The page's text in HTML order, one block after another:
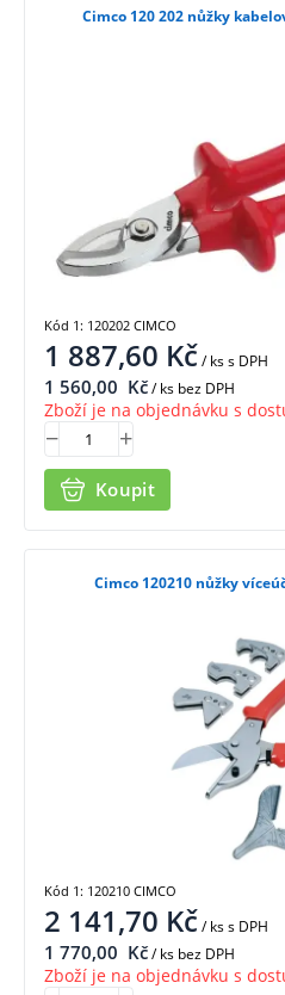
Cimco 120 202 nůžky
1 887,60 Kč/ kss DPH
1 560,00 Kč/ ks bez DPH
Zboží je na objednávku s
Koupit
Kód 1: 120202 CIMCO
Cimco 120210 nůžky
2 141,70 Kč/ kss DPH
1 770,00 Kč/ ks bez DPH
Zboží je na objednávku s
Kód 1: 120210 CIMCO